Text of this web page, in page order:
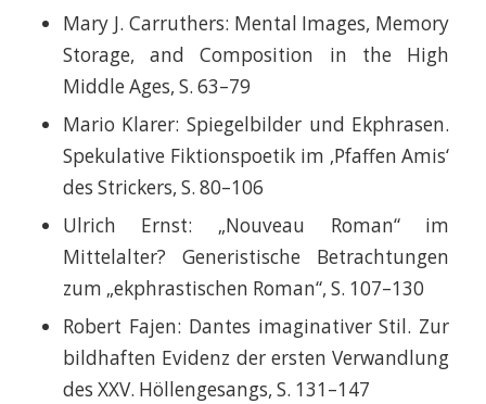
Mary J. Carruthers: Mental Images, Memory
Storage, and Composition in the High
Middle Ages, S. 63–79
Mario Klarer: Spiegelbilder und Ekphrasen.
Spekulative Fiktionspoetik im ‚Pfaffen Amis‘
des Strickers, S. 80–106
Ulrich Ernst: „Nouveau Roman“ im
Mittelalter? Generistische Betrachtungen
zum „ekphrastischen Roman“, S. 107–130
Robert Fajen: Dantes imaginativer Stil. Zur
bildhaften Evidenz der ersten Verwand­lung
des XXV. Höllengesangs, S. 131–147